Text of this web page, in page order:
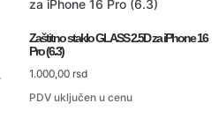
Zaštitno staklo GLASS 2.5D za iPhone 16
Pro (6.3)
1.000,00 rsd
PDV uključen u cenu